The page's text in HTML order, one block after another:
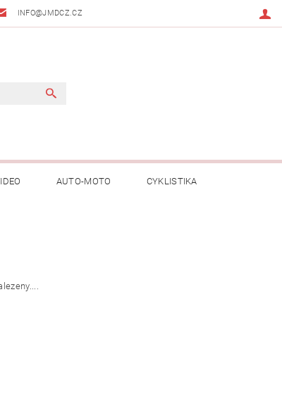
INFO@JMDCZ.CZ
AUTO-MOTO CYKLISTIKA
OSTATNÍ